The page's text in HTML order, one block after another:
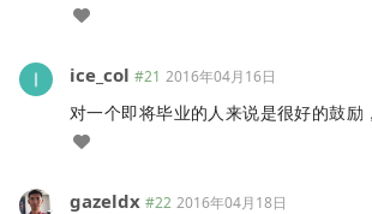
ice_col #21 2016年04月16日
对一个即将毕业的人来说是很好的鼓
gazeldx #22 2016年04月18日